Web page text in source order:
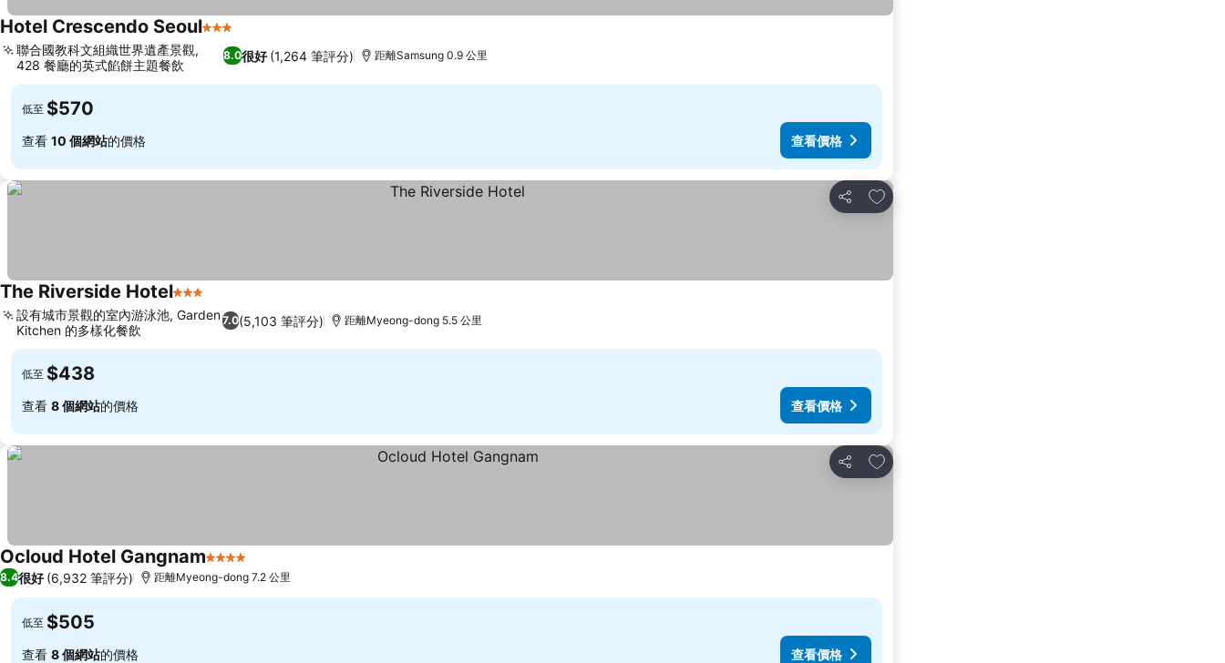
Hotel Crescendo Seoul3 星級
8.0很好 (1,264 筆評分)
聯合國教科文組織世界遺產景觀,
428 餐廳的英式餡餅主題餐飲
距離Samsung 0.9 公里
低至 $570
查看 10 個網站的價格 查看價格
分享
放到收藏夾
The Riverside Hotel3 星級
7.0(5,103 筆評分)
設有城市景觀的室內游泳池, Garden
Kitchen 的多樣化餐飲
距離Myeong-dong 5.5 公里
低至 $438
查看 8 個網站的價格 查看價格
分享
放到收藏夾
Ocloud Hotel Gangnam4 星級
8.4很好 (6,932 筆評分) 距離Myeong-dong 7.2 公里
低至 $505
查看 8 個網站的價格 查看價格